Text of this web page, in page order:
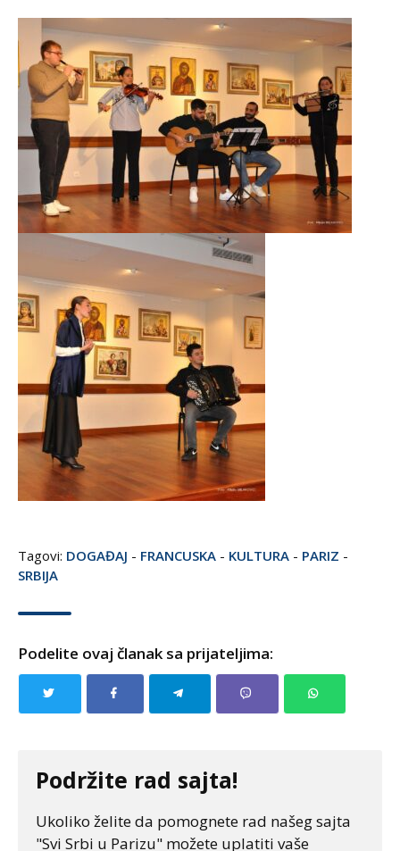
Tagovi: DOGAĐAJ - FRANCUSKA - KULTURA - PARIZ -
SRBIJA
Podelite ovaj članak sa prijateljima:
Podržite rad sajta!
Ukoliko želite da pomognete rad našeg sajta
"Svi Srbi u Parizu" možete uplatiti vaše